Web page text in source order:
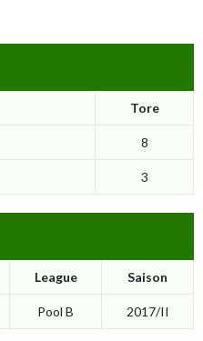
Tore
8
3
League Saison
Pool B 2017/II